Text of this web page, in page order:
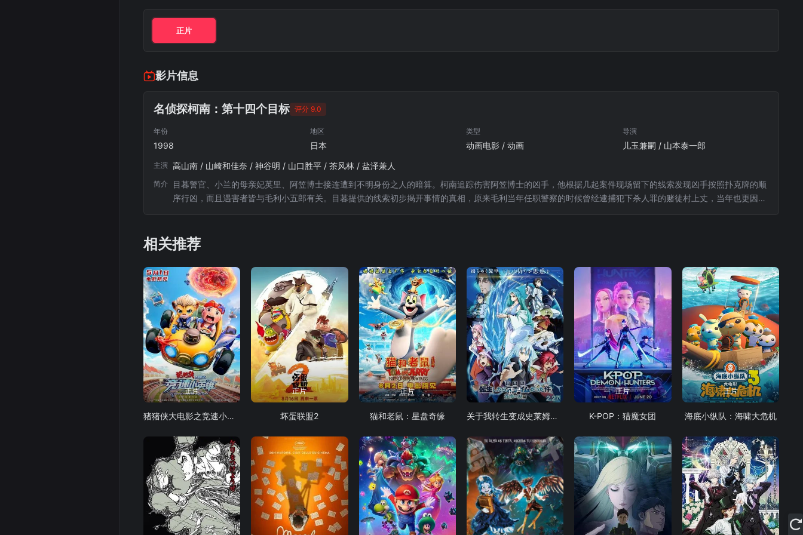
正片
影片信息
名侦探柯南：第十四个目标 评分 9.0
年份
1998
地区
日本
类型
动画电影 / 动画
导演
儿玉兼嗣 / 山本泰一郎
主演 高山南 / 山崎和佳奈 / 神谷明 / 山口胜平 / 茶风林 / 盐泽兼人
简介
目暮警官、小兰的母亲妃英里、阿笠博士接连遭到不明身份之人的暗算。柯南追踪伤害阿笠博士的凶手，他根据几起案件现场留下的线索发现凶手按照扑克牌的顺
序行凶，而且遇害者皆与毛利小五郎有关。目暮提供的线索初步揭开事情的真相，原来毛利当年任职警察的时候曾经逮捕犯下杀人罪的赌徒村上丈，当年也更因这
相关推荐
正片
猪猪侠大电影之竞速小英雄
正片
坏蛋联盟2
正片
猫和老鼠：星盘奇缘
正片
关于我转生变成史莱姆这档事苍海之泪篇-劇場版
正片
K-POP：猎魔女团
正片
海底小纵队：海啸大危机